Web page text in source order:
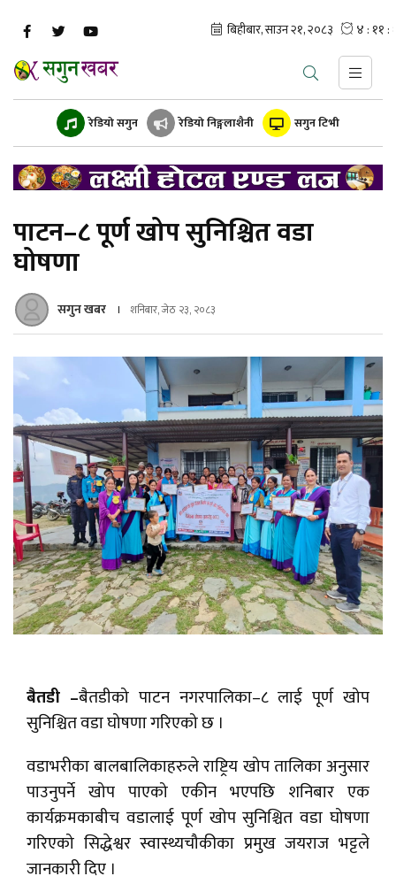
रेडियो सगुन रेडियो निङ्गलाशैनी सगुन टिभी
पाटन–८ पूर्ण खोप सुनिश्चित वडा
घोषणा
सगुन खबर शनिबार, जेठ २३, २०८३
बैतडी –बैतडीको पाटन नगरपालिका–८ लाई पूर्ण खोप
सुनिश्चित वडा घोषणा गरिएको छ ।
वडाभरीका बालबालिकाहरुले राष्ट्रिय खोप तालिका अनुसार
पाउनुपर्ने खोप पाएको एकीन भएपछि शनिबार एक
कार्यक्रमकाबीच वडालाई पूर्ण खोप सुनिश्चित वडा घोषणा
गरिएको सिद्धेश्वर स्वास्थ्यचौकीका प्रमुख जयराज भट्टले
जानकारी दिए ।